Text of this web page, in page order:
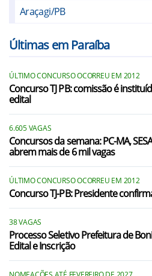
Araçagi/PB
Areia/PB
Areial/PB
Bananeiras/PB
Belém/PB
Boa Vista/PB
Borborema/PB
Cacimba de Dentro/PB
Caiçara/PB
Caldas Brandão/PB
Últimas em Paraíba
ÚLTIMO CONCURSO OCORREU EM 2012
Concurso TJ PB: comissão é
edital
6.605 VAGAS
Concursos da semana: PC-MA,
abrem mais de 6 mil vagas
ÚLTIMO CONCURSO OCORREU EM 2012
Concurso TJ-PB: Presidente
38 VAGAS
Processo Seletivo Prefeitura de
Edital e Inscrição